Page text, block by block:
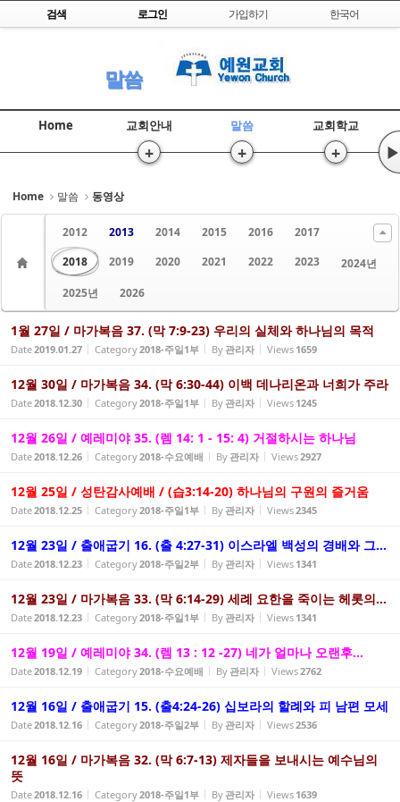
Skip to content
검색 로그인 가입하기 한국어
말씀
Home 교회안내
+
말씀
+
교회학교
+ ▶
Home 말씀 동영상
2012 2013 2014 2015 2016
2017
2018
2019 2020 2021 2022 2023
2024년
2025년
2026
1월 27일 / 마가복음 37. (막 7:9-23) 우리의 실체와 하나님의 목적
Date2019.01.27 Category2018-주일1부 By 관리자 Views 1659
12월 30일 / 마가복음 34. (막 6:30-44) 이백 데나리온과 너희가 주라
Date2018.12.30 Category2018-주일1부 By 관리자 Views 1245
12월 26일 / 예레미야 35. (렘 14: 1 - 15: 4) 거절하시는 하나님
Date2018.12.26 Category2018-수요예배 By 관리자 Views2927
12월 25일 / 성탄감사예배 / (습3:14-20) 하나님의 구원의 즐거움
Date2018.12.25 Category2018-주일1부 By 관리자 Views2345
12월 23일 / 출애굽기 16. (출 4:27-31) 이스라엘 백성의 경배와 그...
Date2018.12.23 Category2018-주일2부 By 관리자 Views 1341
12월 23일 / 마가복음 33. (막 6:14-29) 세례 요한을 죽이는 헤롯의...
Date2018.12.23 Category2018-주일1부 By 관리자 Views 1341
12월 19일 / 예레미야 34. (렘 13 : 12 -27) 네가 얼마나 오랜후...
Date2018.12.19 Category2018-수요예배 By 관리자 Views2762
12월 16일 / 출애굽기 15. (출4:24-26) 십보라의 할례와 피 남편 모세
Date2018.12.16 Category2018-주일2부 By 관리자 Views2536
12월 16일 / 마가복음 32. (막 6:7-13) 제자들을 보내시는 예수님의
뜻
Date2018.12.16 Category2018-주일1부 By 관리자 Views 1639
Sketchbook5, 스케치북5
Sketchbook5, 스케치북5